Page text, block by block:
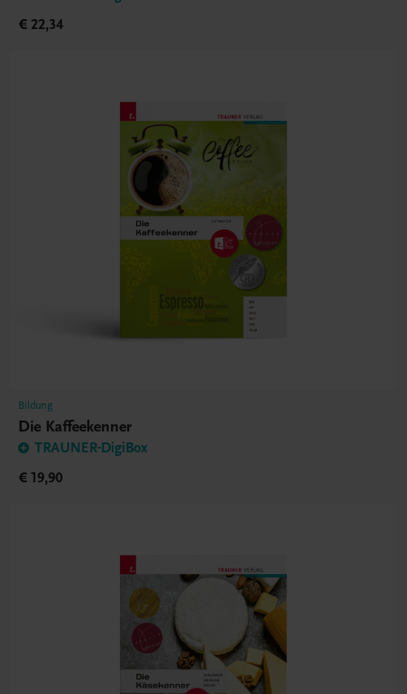
€ 22,34
Bildung
Die Kaffeekenner
TRAUNER-DigiBox
€ 19,90